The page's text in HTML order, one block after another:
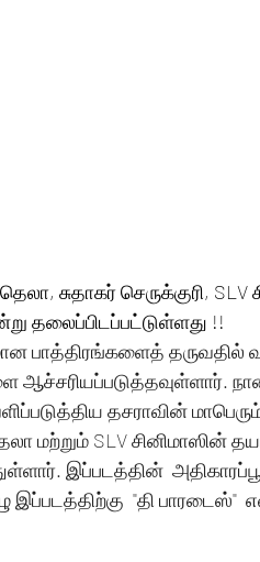
சுதாகர் செருக்குரி,
தலைப்பிடப்பட்டுள்ளது !!
பாத்திரங்களைத்
ஆச்சரியப்படுத்தவுள்ளார்.
தசராவின் மாபெரும்
SLV சினிமாஸின்
இப்படத்தின்
இப்படத்திற்கு  "தி பாரடைஸ்"